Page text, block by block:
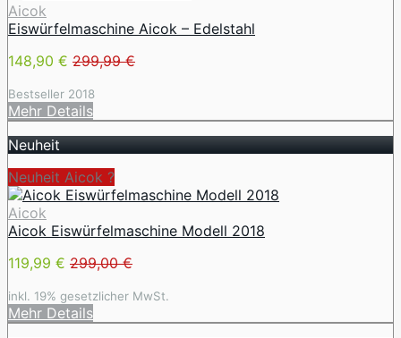
Aicok
Eiswürfelmaschine Aicok – Edelstahl
148,90 € 299,99 €
Bestseller 2018
Mehr Details
Neuheit
Neuheit Aicok ?
Aicok
Aicok Eiswürfelmaschine Modell 2018
119,99 € 299,00 €
inkl. 19% gesetzlicher MwSt.
Mehr Details